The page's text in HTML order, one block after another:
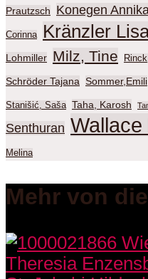
Prautzsch Konegen Annika
Corinna Kränzler
Lohmiller Milz, Tine
Schröder Tajana Sommer,Emili
Stanišić, Saša Taha, Karosh
Senthuran
Melina
Mehr von